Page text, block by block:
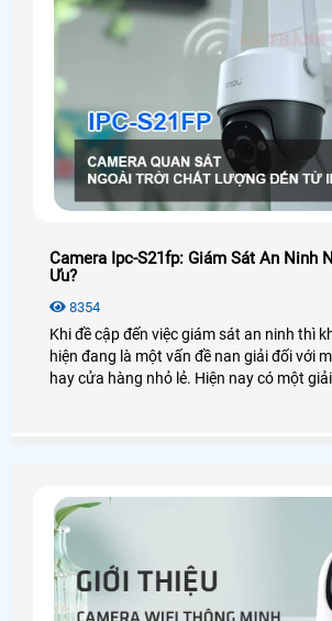
Camera Ipc-S21fp: Giám Sát An Ninh
Ưu?
8354
Khi đề cập đến việc giám sát an ninh thì
hiện đang là một vấn đề nan giải đối với
hay cửa hàng nhỏ lẻ. Hiện nay có một giải pháp được cho